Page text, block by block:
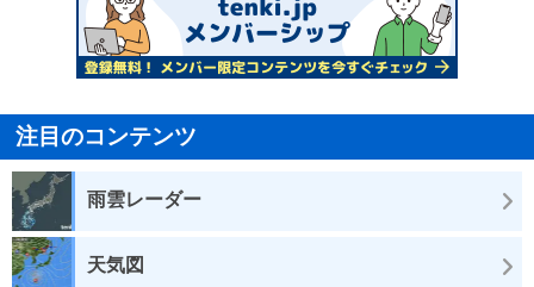
注目のコンテンツ
雨雲レーダー
天気図